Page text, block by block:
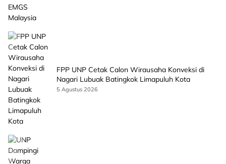
FPP UNP Cetak Calon Wirausaha Konveksi di
Nagari Lubuak Batingkok Limapuluh Kota
5 Agustus 2026